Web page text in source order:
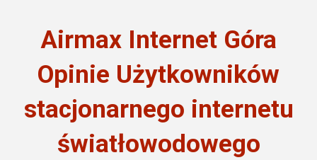
Airmax Internet Góra
Opinie Użytkowników
stacjonarnego internetu
światłowodowego